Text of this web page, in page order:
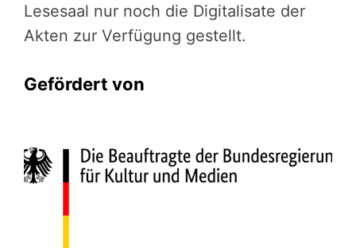
Lesesaal nur noch die Digitalisate der
Akten zur Verfügung gestellt.
Gefördert von